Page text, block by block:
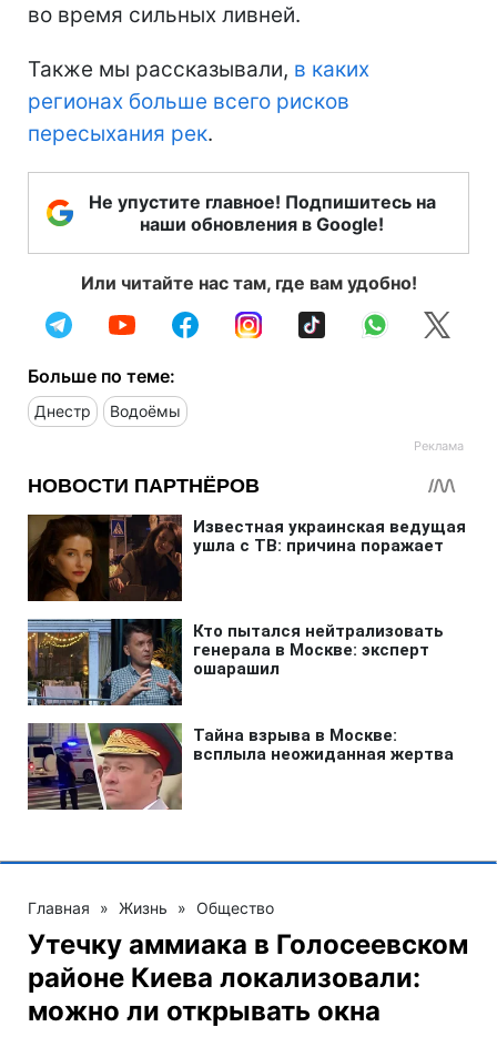
во время сильных ливней.
Также мы рассказывали, в каких
регионах больше всего рисков
пересыхания рек.
Не упустите главное! Подпишитесь на
наши обновления в Google!
Или читайте нас там, где вам удобно!
Больше по теме:
Днестр Водоёмы
Главная » Жизнь » Общество
Утечку аммиака в Голосеевском
районе Киева локализовали:
можно ли открывать окна